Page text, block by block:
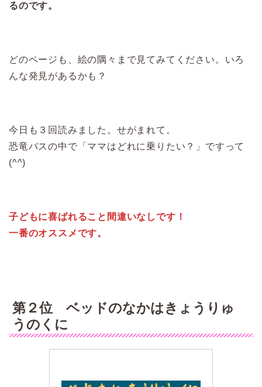
るのです。
どのページも、絵の隅々まで見てみてください。いろ
んな発見があるかも？
今日も３回読みました。せがまれて。
恐竜バスの中で「ママはどれに乗りたい？」ですって
(^^)
子どもに喜ばれること間違いなしです！
一番のオススメです。
第２位 ベッドのなかはきょうりゅ
うのくに